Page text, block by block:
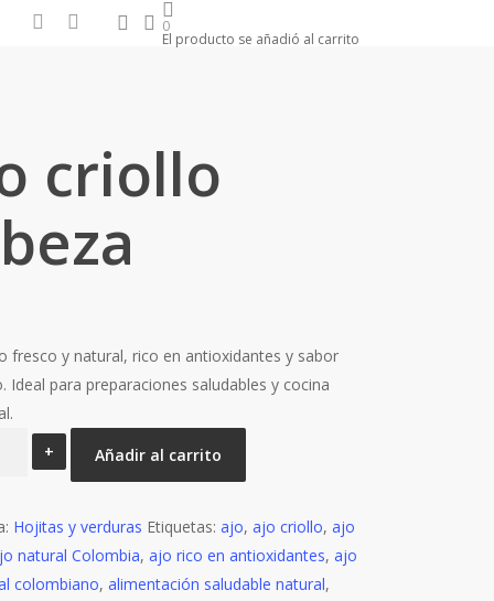
facebookinstagram searchaccount
0
El producto se añadió al carrito
criollo
fresco y natural, rico en antioxidantes y sabor
Ideal para preparaciones saludables y cocina
Añadir al carrito
Hojitas y verduras Etiquetas:ajo,ajo criollo,ajo
natural Colombia,ajo rico en antioxidantes,ajo
colombiano,alimentación saludable natural,